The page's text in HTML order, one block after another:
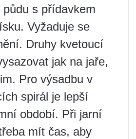
s přídavkem
Vyžaduje se
Druhy kvetoucí
jak na jaře,
Pro výsadbu v
spirál je lepší
období. Při jarní
mít čas, aby